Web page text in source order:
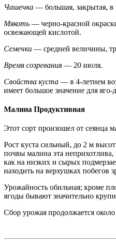
Чашечка — большая, закрытая, в
Мякоть — черно-красной
освежающей кислотой.
Семечки — средней величины,
Время созревания — 20 июля.
Свойства куста — в 4-летнем
имеет большое значение для
Малина Продуктивная
Этот сорт произошел от сеянца
Рост куста сильный, до 2 м
почвы малина эта
как на низких и сырых
находить на верхушках побегов
Урожайность обильная; кроме
ягоды бывают значительно
Сбор урожая продолжается